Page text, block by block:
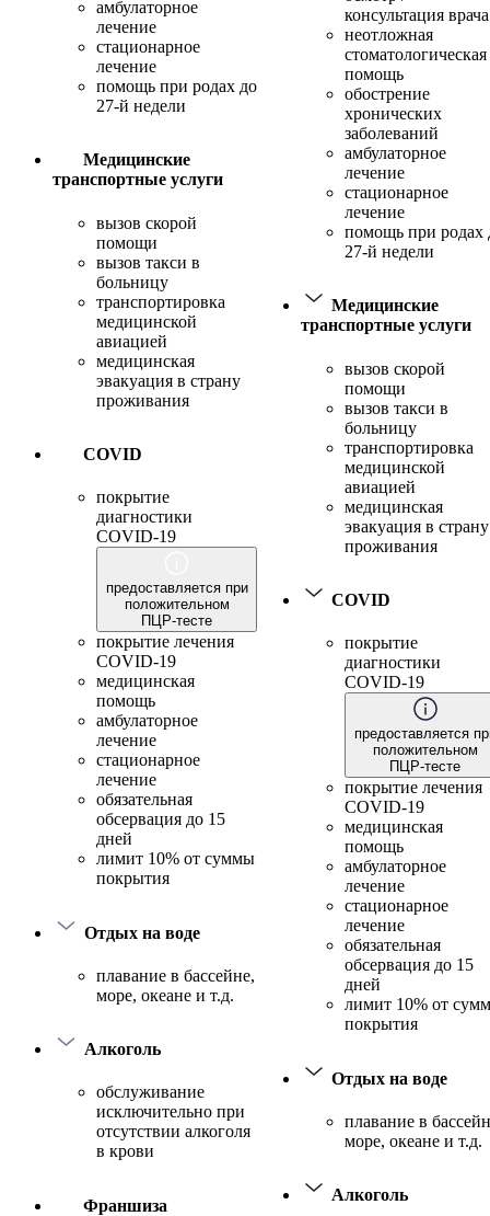
амбулаторное
лечение
стационарное
лечение
помощь при родах до
27-й недели
Медицинские
транспортные услуги
вызов скорой
помощи
вызов такси в
больницу
транспортировка
медицинской
авиацией
медицинская
эвакуация в страну
проживания
COVID
покрытие
диагностики
COVID-19
предоставляется при
положительном
ПЦР-тесте
покрытие лечения
COVID-19
медицинская
помощь
амбулаторное
лечение
стационарное
лечение
обязательная
обсервация до 15
дней
лимит 10% от суммы
покрытия
Отдых на воде
плавание в бассейне,
море, океане и т.д.
Алкоголь
обслуживание
исключительно при
отсутствии алкоголя
в крови
Франшиза
консультация врача
неотложная
стоматологическая
помощь
обострение
хронических
заболеваний
амбулаторное
лечение
стационарное
лечение
помощь при родах
27-й недели
Медицинские
транспортные услуги
вызов скорой
помощи
вызов такси в
больницу
транспортировка
медицинской
авиацией
медицинская
эвакуация в страну
проживания
COVID
покрытие
диагностики
COVID-19
предоставляется
положительном
ПЦР-тесте
покрытие лечения
COVID-19
медицинская
помощь
амбулаторное
лечение
стационарное
лечение
обязательная
обсервация до 15
дней
лимит 10% от
покрытия
Отдых на воде
плавание в
море, океане и т.д.
Алкоголь